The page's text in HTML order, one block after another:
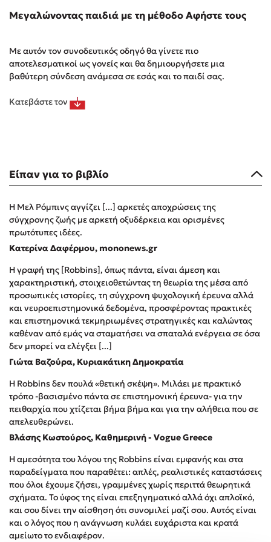
Η Δανάη Δεληγεώργη στον Πύργο Κύμης
Ο Κώστας Κρομμύδας και η Μαρίνα Γιώτη στη Νικήτη
Χαλκιδικής
Ο Στέφανος Ξενάκης στη Χίο
Ο Κώστας Κρομμύδας & η Μαρίνα Γιώτη στο 54o Φεστιβάλ
Βιβλίου στο Πεδίον του Άρεως
Μεγαλώνοντας παιδιά με τη μέθοδο Αφήστε τους
Με αυτόν τον συνοδευτικός οδηγό θα γίνετε πιο
αποτελεσματικοί ως γονείς και θα δημιουργήσετε μια
βαθύτερη σύνδεση ανάμεσα σε εσάς και το παιδί σας.
Κατεβάστε τον
Είπαν για το βιβλίο
Η Μελ Ρόμπινς αγγίζει [...] αρκετές αποχρώσεις της
σύγχρονης ζωής με αρκετή οξυδέρκεια και ορισμένες
πρωτότυπες ιδέες.
Κατερίνα Δαφέρμου, mononews.gr
Η γραφή της [Robbins], όπως πάντα, είναι άμεση και
χαρακτηριστική, στοιχειοθετώντας τη θεωρία της μέσα από
προσωπικές ιστορίες, τη σύγχρονη ψυχολογική έρευνα αλλά
και νευροεπιστημονικά δεδομένα, προσφέροντας πρακτικές
και επιστημονικά τεκμηριωμένες στρατηγικές και καλώντας
καθέναν από εμάς να σταματήσει να σπαταλά ενέργεια σε όσα
δεν μπορεί να ελέγξει [...]
Γιώτα Βαζούρα, Κυριακάτικη Δημοκρατία
Η Robbins δεν πουλά «θετική σκέψη». Μιλάει με πρακτικό
τρόπο -βασισμένο πάντα σε επιστημονική έρευνα- για την
πειθαρχία που χτίζεται βήμα βήμα και για την αλήθεια που σε
απελευθερώνει.
Βλάσης Κωστούρος, Καθημερινή - Vogue Greece
Η αμεσότητα του λόγου της Robbins είναι εμφανής και στα
παραδείγματα που παραθέτει: απλές, ρεαλιστικές καταστάσεις
που όλοι έχουμε ζήσει, γραμμένες χωρίς περιττά θεωρητικά
σχήματα. Το ύφος της είναι επεξηγηματικό αλλά όχι απλοϊκό,
και σου δίνει την αίσθηση ότι συνομιλεί μαζί σου. Αυτός είναι
και ο λόγος που η ανάγνωση κυλάει ευχάριστα και κρατά
αμείωτο το ενδιαφέρον.